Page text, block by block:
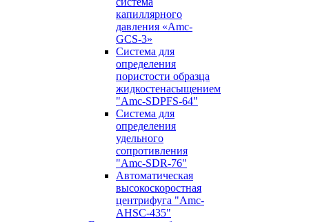
капиллярного
давления «Amc-
GCS-3»
Система для
определения
пористости образца
жидкостенасыщением
"Amc-SDPFS-64"
Система для
определения
удельного
сопротивления
"Amc-SDR-76"
Автоматическая
высокоскоростная
центрифуга "Amc-
AHSC-435"